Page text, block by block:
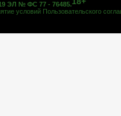
ЭЛ № ФС 77 - 76485.
условий Пользовательского